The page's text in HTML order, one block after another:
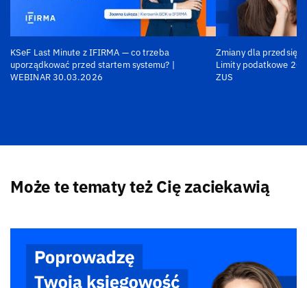
KSeF Last Minute z IFIRMA — co trzeba
uporządkować przed startem systemu? |
WEBINAR 30.03.2026
Zmiany dla
Limity podatkowe
ZUS
Może te tematy też Cię zaciekawią